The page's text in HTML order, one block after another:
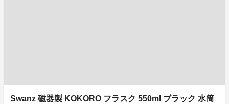
Swanz 磁器製 KOKORO フラスク 550ml ブラック 水筒